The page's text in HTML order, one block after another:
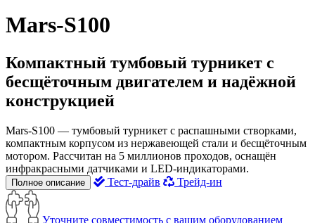
Mars-S100
Компактный тумбовый турникет с
бесщёточным двигателем и надёжной
конструкцией
Mars-S100 — тумбовый турникет с распашными створками,
компактным корпусом из нержавеющей стали и бесщёточным
мотором. Рассчитан на 5 миллионов проходов, оснащён
инфракрасными датчиками и LED-индикаторами.
Полное описание Тест-драйв Трейд-ин
Уточните совместимость с вашим оборудованием